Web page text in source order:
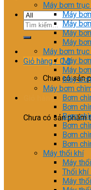
Tìm
Giỏ hàng / 0₫
Chưa có sản
Giỏ hàng
Chưa có sản phẩm
Máy bơm
Máy
Máy
Máy
Máy
Máy bơm
Máy
Máy
Máy
Máy bơm
Bơm
Bơm
Bơm
Bơm
Bơm
Bơm
Máy thổi khí
Máy
Thổi khí
Máy